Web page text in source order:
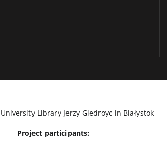
University Library Jerzy Giedroyc in Białystok
Project participants: